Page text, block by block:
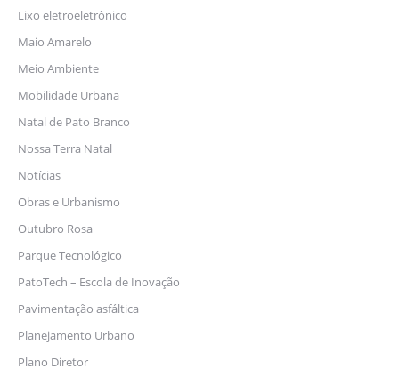
Lixo eletroeletrônico
Maio Amarelo
Meio Ambiente
Mobilidade Urbana
Natal de Pato Branco
Nossa Terra Natal
Notícias
Obras e Urbanismo
Outubro Rosa
Parque Tecnológico
PatoTech – Escola de Inovação
Pavimentação asfáltica
Planejamento Urbano
Plano Diretor